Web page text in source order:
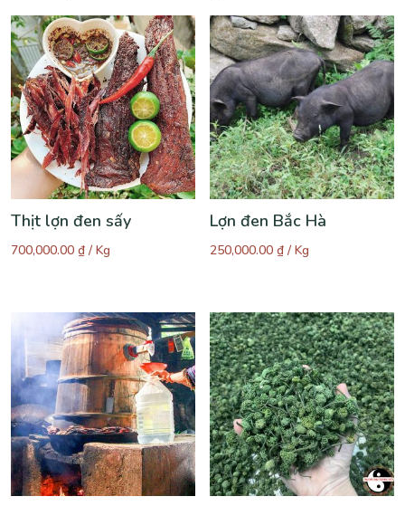
Thịt lợn đen sấy
700,000.00 ₫ / Kg
Lợn đen Bắc Hà
250,000.00₫ / Kg